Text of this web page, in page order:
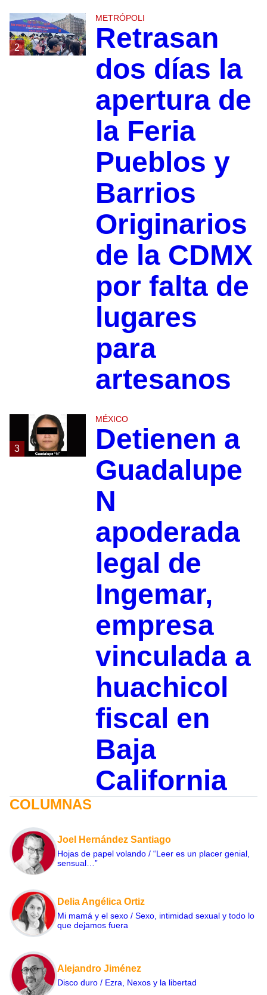
2
METRÓPOLI
Retrasan
dos días la
apertura de
la Feria
Pueblos y
Barrios
Originarios
de la CDMX
por falta de
lugares
para
artesanos
3
MÉXICO
Detienen a
Guadalupe
N
apoderada
legal de
Ingemar,
empresa
vinculada a
huachicol
fiscal en
Baja
California
COLUMNAS
Joel Hernández Santiago
Hojas de papel volando / “Leer es un placer genial,
sensual…”
Delia Angélica Ortiz
Mi mamá y el sexo / Sexo, intimidad sexual y todo lo
que dejamos fuera
Alejandro Jiménez
Disco duro / Ezra, Nexos y la libertad